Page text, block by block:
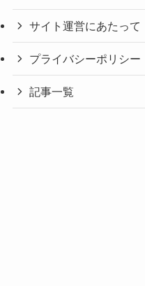
サイト運営にあたって
プライバシーポリシー
記事一覧